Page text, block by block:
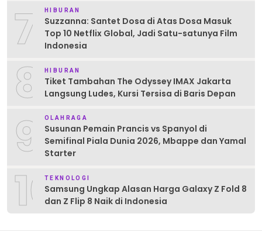
7 HIBURAN
Suzzanna: Santet Dosa di Atas Dosa Masuk
Top 10 Netflix Global, Jadi Satu-satunya Film
Indonesia
8 HIBURAN
Tiket Tambahan The Odyssey IMAX Jakarta
Langsung Ludes, Kursi Tersisa di Baris Depan
9 OLAHRAGA
Susunan Pemain Prancis vs Spanyol di
Semifinal Piala Dunia 2026, Mbappe dan Yamal
Starter
10TEKNOLOGI
Samsung Ungkap Alasan Harga Galaxy Z Fold 8
dan Z Flip 8 Naik di Indonesia